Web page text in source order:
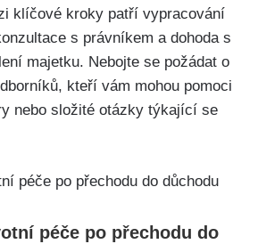
klíčové kroky patří vypracování
s právníkem a dohoda s
majetku. Nebojte se požádat o
kteří vám mohou pomoci
nebo složité otázky týkající se
péče po přechodu do